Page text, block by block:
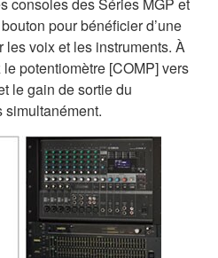
consoles des Séries MGP et
pour bénéficier d’une
voix et les instruments. À
potentiomètre [COMP] vers
le gain de sortie du
simultanément.